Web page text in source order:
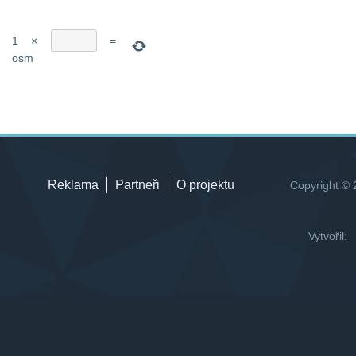
1 ×
=
osm
Reklama Partneři O projektu Copyright ©
Vytvořil: